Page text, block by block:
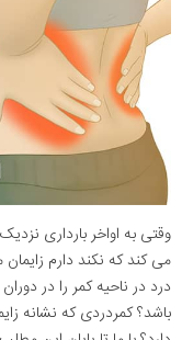
وقتی به اواخر بارداری
می کند که نکند دارم
درد در ناحیه کمر را در
باشد؟ کمردردی که نشانه